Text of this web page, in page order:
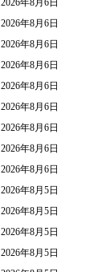
2026年8月6日
2026年8月6日
2026年8月6日
2026年8月6日
2026年8月6日
2026年8月6日
2026年8月6日
2026年8月6日
2026年8月6日
2026年8月5日
2026年8月5日
2026年8月5日
2026年8月5日